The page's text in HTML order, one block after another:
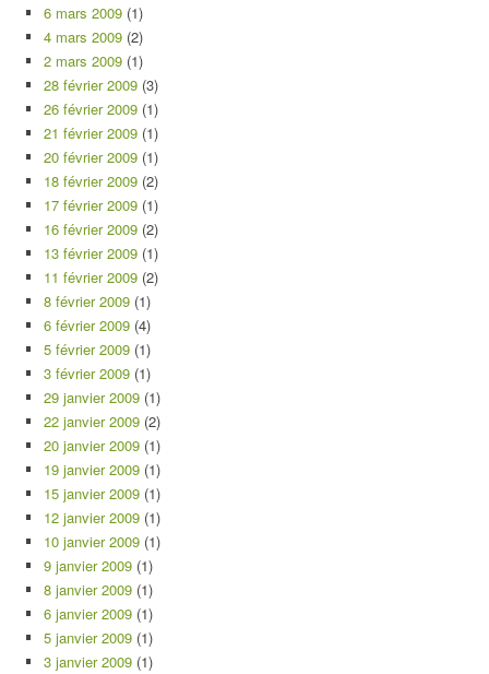
6 mars 2009 (1)
4 mars 2009 (2)
2 mars 2009 (1)
28 février 2009 (3)
26 février 2009 (1)
21 février 2009 (1)
20 février 2009 (1)
18 février 2009 (2)
17 février 2009 (1)
16 février 2009 (2)
13 février 2009 (1)
11 février 2009 (2)
8 février 2009 (1)
6 février 2009 (4)
5 février 2009 (1)
3 février 2009 (1)
29 janvier 2009 (1)
22 janvier 2009 (2)
20 janvier 2009 (1)
19 janvier 2009 (1)
15 janvier 2009 (1)
12 janvier 2009 (1)
10 janvier 2009 (1)
9 janvier 2009 (1)
8 janvier 2009 (1)
6 janvier 2009 (1)
5 janvier 2009 (1)
3 janvier 2009 (1)